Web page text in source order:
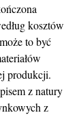
kosztów
to być
produkcji.
z natury
z